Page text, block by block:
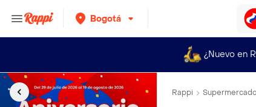
Bogotá
¿Nuevo en
Rappi